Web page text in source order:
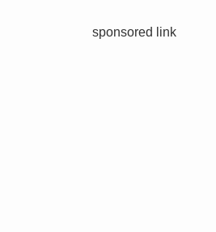
sponsored link